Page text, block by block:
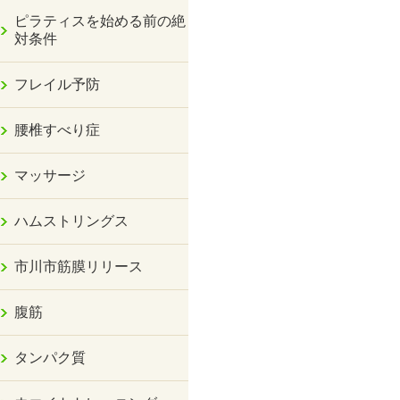
ピラティスを始める前の絶
対条件
フレイル予防
腰椎すべり症
マッサージ
ハムストリングス
市川市筋膜リリース
腹筋
タンパク質